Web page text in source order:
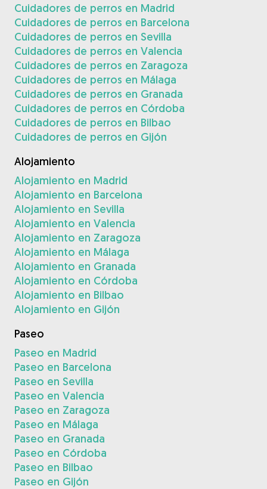
Cuidadores de perros en Madrid
Cuidadores de perros en Barcelona
Cuidadores de perros en Sevilla
Cuidadores de perros en Valencia
Cuidadores de perros en Zaragoza
Cuidadores de perros en Málaga
Cuidadores de perros en Granada
Cuidadores de perros en Córdoba
Cuidadores de perros en Bilbao
Cuidadores de perros en Gijón
Alojamiento
Alojamiento en Madrid
Alojamiento en Barcelona
Alojamiento en Sevilla
Alojamiento en Valencia
Alojamiento en Zaragoza
Alojamiento en Málaga
Alojamiento en Granada
Alojamiento en Córdoba
Alojamiento en Bilbao
Alojamiento en Gijón
Paseo
Paseo en Madrid
Paseo en Barcelona
Paseo en Sevilla
Paseo en Valencia
Paseo en Zaragoza
Paseo en Málaga
Paseo en Granada
Paseo en Córdoba
Paseo en Bilbao
Paseo en Gijón